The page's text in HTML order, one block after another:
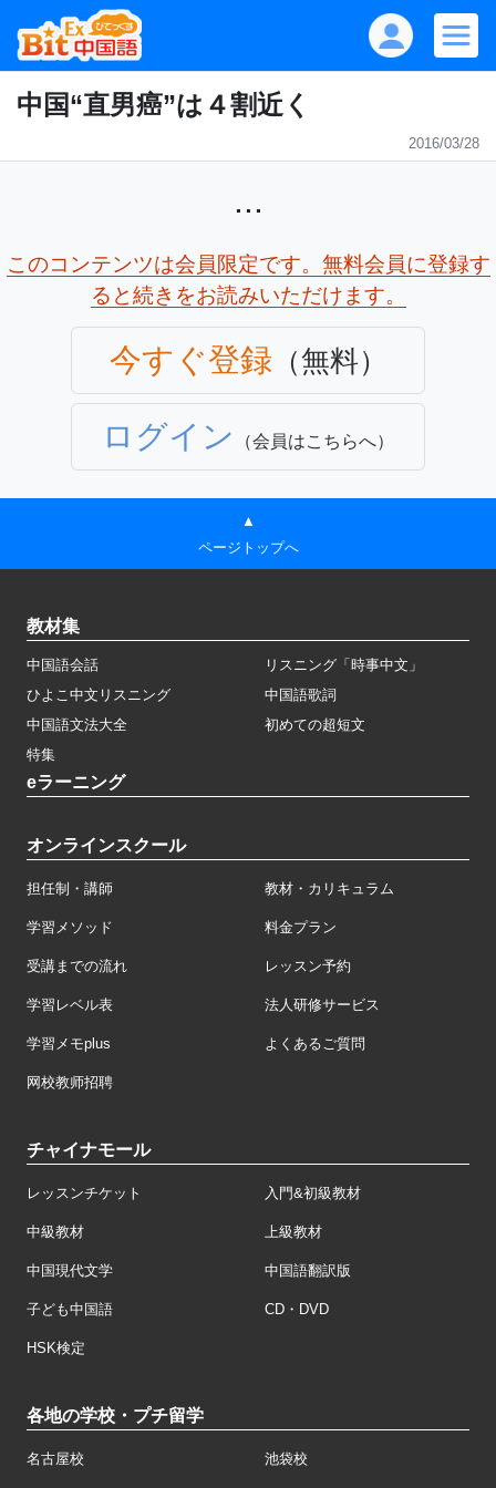
中国“直男癌”は４割近く
2016/03/28
...
このコンテンツは会員限定です。無料会員に登録す
ると続きをお読みいただけます。
今すぐ登録 （無料）
ログイン （会員はこちらへ）
▲
ページトップへ
教材集
中国語会話
リスニング「時事中文」
ひよこ中文リスニング
中国語歌詞
中国語文法大全
初めての超短文
特集
eラーニング
オンラインスクール
担任制・講師 教材・カリキュラム
学習メソッド 料金プラン
受講までの流れ レッスン予約
学習レベル表 法人研修サービス
学習メモplus よくあるご質問
网校教师招聘
チャイナモール
レッスンチケット 入門&初級教材
中級教材 上級教材
中国現代文学 中国語翻訳版
子ども中国語 CD・DVD
HSK検定
各地の学校・プチ留学
名古屋校 池袋校